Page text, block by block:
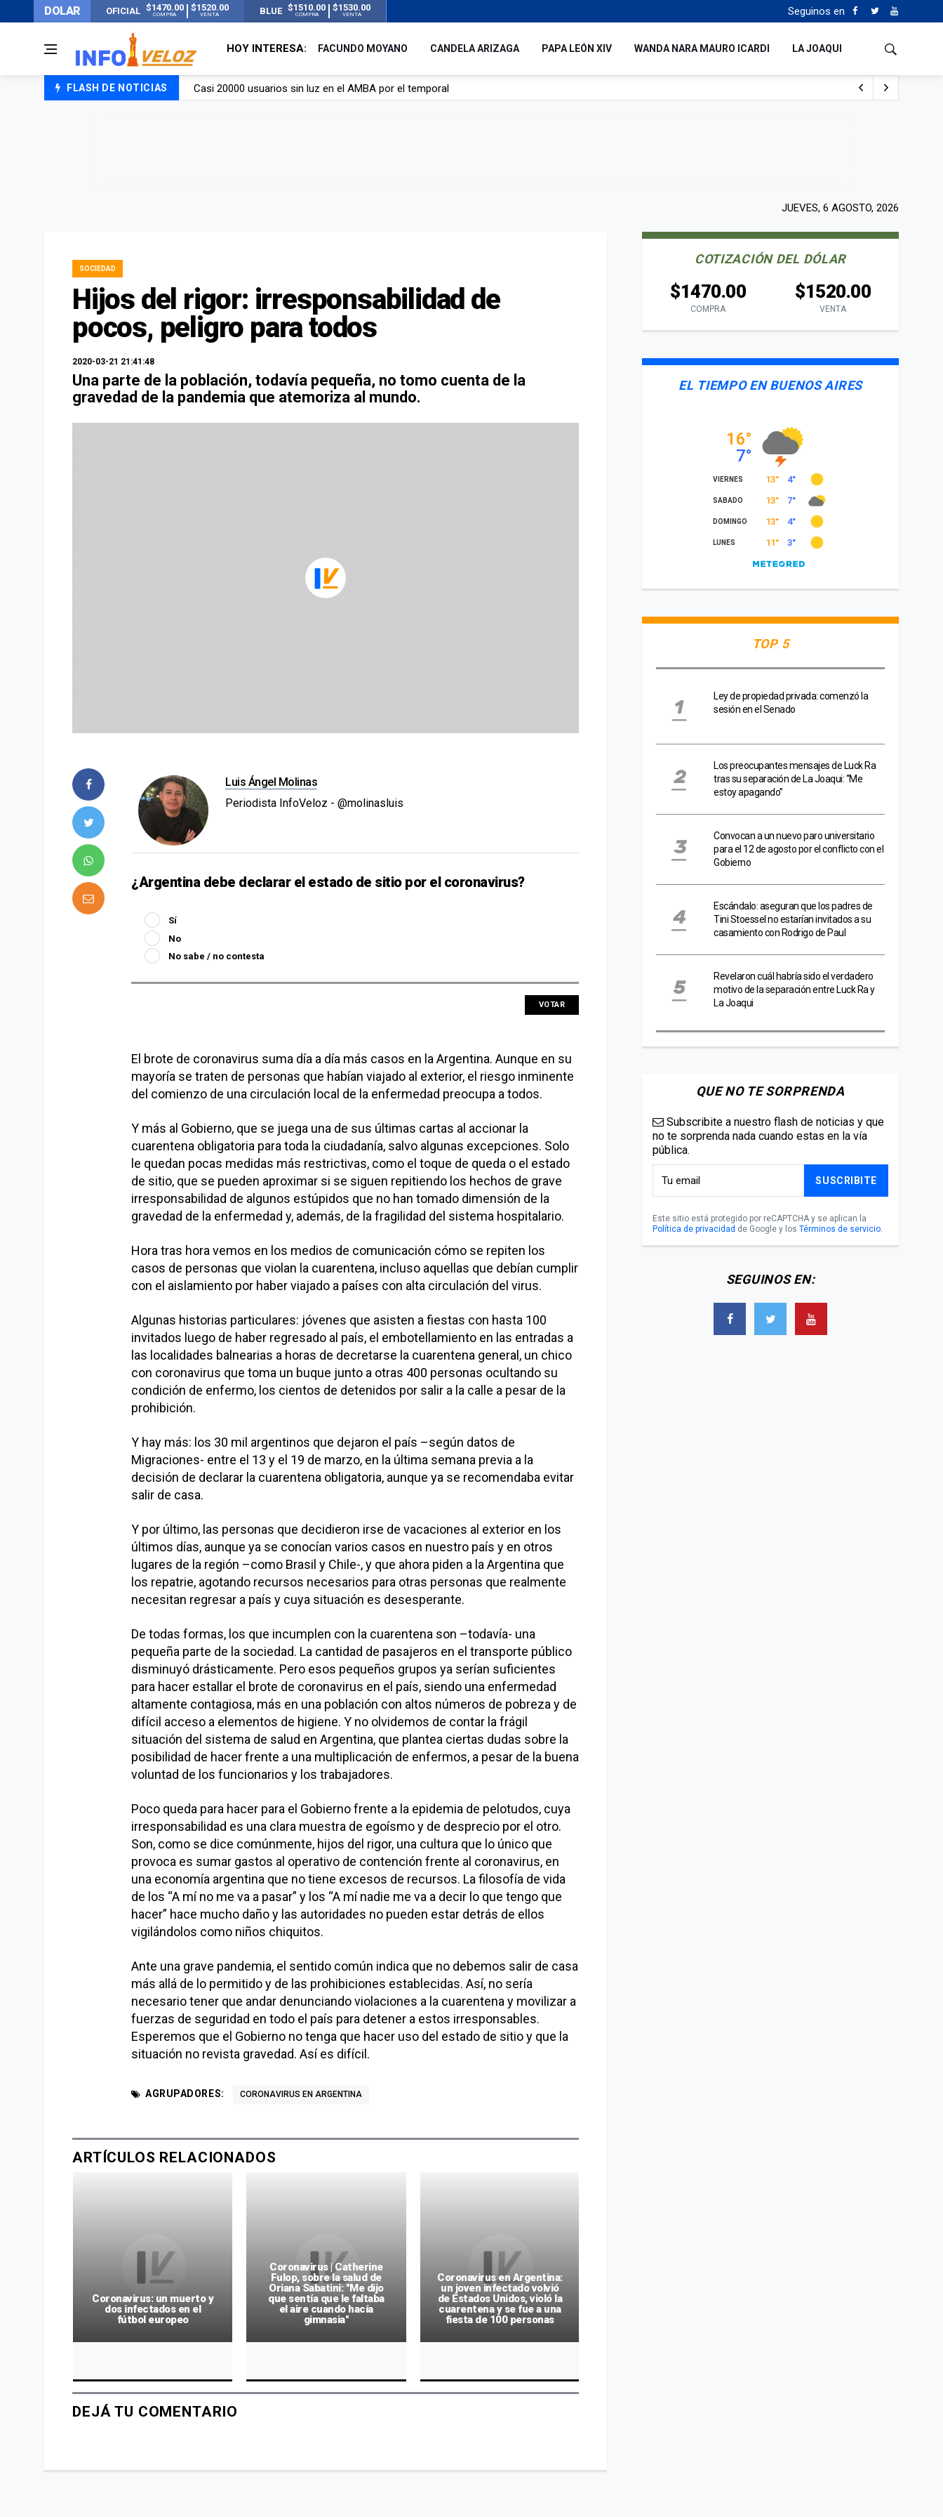
DOLAR OFICIAL $1470.00
COMPRA
$1520.00
VENTA BLUE $1510.00
COMPRA
$1530.00
VENTA Seguinos en
HOY INTERESA: FACUNDO MOYANO CANDELA ARIZAGA PAPA LEÓN XIV WANDA NARA MAURO ICARDI LA JOAQUI
FLASH DE NOTICIAS
Candela Arizaga rompió el silencio tras el incidente con Facundo Moyano: “Tengo errores como cualquiera”
JUEVES, 6 AGOSTO, 2026
SOCIEDAD
Hijos del rigor: irresponsabilidad de
pocos, peligro para todos
2020-03-21 21:41:48
Una parte de la población, todavía pequeña, no tomo cuenta de la
gravedad de la pandemia que atemoriza al mundo.
Luis Ángel Molinas
Periodista InfoVeloz - @molinasluis
¿Argentina debe declarar el estado de sitio por el coronavirus?
Sí
No
No sabe / no contesta
VOTAR
El brote de coronavirus suma día a día más casos en la Argentina. Aunque en su
mayoría se traten de personas que habían viajado al exterior, el riesgo inminente
del comienzo de una circulación local de la enfermedad preocupa a todos.
Y más al Gobierno, que se juega una de sus últimas cartas al accionar la
cuarentena obligatoria para toda la ciudadanía, salvo algunas excepciones. Solo
le quedan pocas medidas más restrictivas, como el toque de queda o el estado
de sitio, que se pueden aproximar si se siguen repitiendo los hechos de grave
irresponsabilidad de algunos estúpidos que no han tomado dimensión de la
gravedad de la enfermedad y, además, de la fragilidad del sistema hospitalario.
Hora tras hora vemos en los medios de comunicación cómo se repiten los
casos de personas que violan la cuarentena, incluso aquellas que debían cumplir
con el aislamiento por haber viajado a países con alta circulación del virus.
Algunas historias particulares: jóvenes que asisten a fiestas con hasta 100
invitados luego de haber regresado al país, el embotellamiento en las entradas a
las localidades balnearias a horas de decretarse la cuarentena general, un chico
con coronavirus que toma un buque junto a otras 400 personas ocultando su
condición de enfermo, los cientos de detenidos por salir a la calle a pesar de la
prohibición.
Y hay más: los 30 mil argentinos que dejaron el país –según datos de
Migraciones- entre el 13 y el 19 de marzo, en la última semana previa a la
decisión de declarar la cuarentena obligatoria, aunque ya se recomendaba evitar
salir de casa.
Y por último, las personas que decidieron irse de vacaciones al exterior en los
últimos días, aunque ya se conocían varios casos en nuestro país y en otros
lugares de la región –como Brasil y Chile-, y que ahora piden a la Argentina que
los repatrie, agotando recursos necesarios para otras personas que realmente
necesitan regresar a país y cuya situación es desesperante.
De todas formas, los que incumplen con la cuarentena son –todavía- una
pequeña parte de la sociedad. La cantidad de pasajeros en el transporte público
disminuyó drásticamente. Pero esos pequeños grupos ya serían suficientes
para hacer estallar el brote de coronavirus en el país, siendo una enfermedad
altamente contagiosa, más en una población con altos números de pobreza y de
difícil acceso a elementos de higiene. Y no olvidemos de contar la frágil
situación del sistema de salud en Argentina, que plantea ciertas dudas sobre la
posibilidad de hacer frente a una multiplicación de enfermos, a pesar de la buena
voluntad de los funcionarios y los trabajadores.
Poco queda para hacer para el Gobierno frente a la epidemia de pelotudos, cuya
irresponsabilidad es una clara muestra de egoísmo y de desprecio por el otro.
Son, como se dice comúnmente, hijos del rigor, una cultura que lo único que
provoca es sumar gastos al operativo de contención frente al coronavirus, en
una economía argentina que no tiene excesos de recursos. La filosofía de vida
de los “A mí no me va a pasar” y los “A mí nadie me va a decir lo que tengo que
hacer” hace mucho daño y las autoridades no pueden estar detrás de ellos
vigilándolos como niños chiquitos.
Ante una grave pandemia, el sentido común indica que no debemos salir de casa
más allá de lo permitido y de las prohibiciones establecidas. Así, no sería
necesario tener que andar denunciando violaciones a la cuarentena y movilizar a
fuerzas de seguridad en todo el país para detener a estos irresponsables.
Esperemos que el Gobierno no tenga que hacer uso del estado de sitio y que la
situación no revista gravedad. Así es difícil.
AGRUPADORES: CORONAVIRUS EN ARGENTINA
ARTÍCULOS RELACIONADOS
Coronavirus: un muerto y
dos infectados en el
fútbol europeo
Coronavirus | Catherine
Fulop, sobre la salud de
Oriana Sabatini: "Me dijo
que sentía que le faltaba
el aire cuando hacía
gimnasia"
Coronavirus en Argentina:
un joven infectado volvió
de Estados Unidos, violó la
cuarentena y se fue a una
fiesta de 100 personas
DEJÁ TU COMENTARIO
COTIZACIÓN DEL DÓLAR
$1470.00
COMPRA
$1520.00
VENTA
EL TIEMPO EN BUENOS AIRES
TOP 5
Ley de propiedad privada: comenzó la
sesión en el Senado
Los preocupantes mensajes de Luck Ra
tras su separación de La Joaqui: “Me
estoy apagando”
Convocan a un nuevo paro universitario
para el 12 de agosto por el conflicto con el
Gobierno
Escándalo: aseguran que los padres de
Tini Stoessel no estarían invitados a su
casamiento con Rodrigo de Paul
Revelaron cuál habría sido el verdadero
motivo de la separación entre Luck Ra y
La Joaqui
QUE NO TE SORPRENDA
Subscribite a nuestro flash de noticias y que
no te sorprenda nada cuando estas en la vía
pública.
SUSCRIBITE
Este sitio está protegido por reCAPTCHA y se aplican la
Política de privacidad de Google y los Términos de servicio.
SEGUINOS EN: